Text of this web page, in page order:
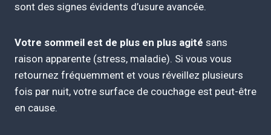
sont des signes évidents d’usure avancée.
Votre sommeil est de plus en plus agité sans
raison apparente (stress, maladie). Si vous vous
retournez fréquemment et vous réveillez plusieurs
fois par nuit, votre surface de couchage est peut-être
en cause.